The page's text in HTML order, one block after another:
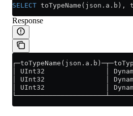
SELECT toTypeName( json . a .b),
Response
│ UInt32               │
│ UInt32               │
│ UInt32               │